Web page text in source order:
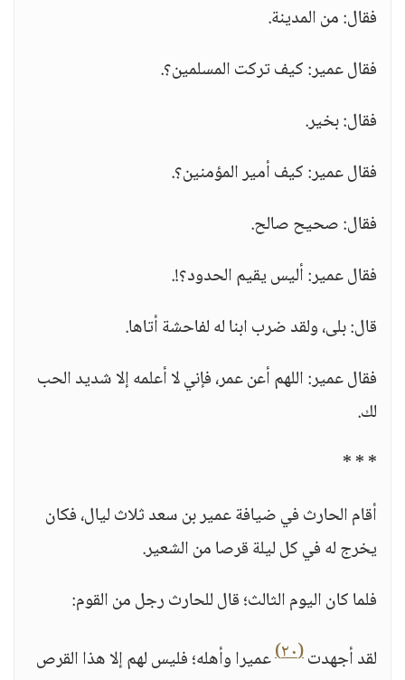
فقال: من المدينة.
فقال عمير: كيف تركت المسلمين؟.
فقال: بخير.
فقال عمير: كيف أمير المؤمنين؟.
فقال: صحيح صالح.
فقال عمير: أليس يقيم الحدود؟!.
قال: بلى، ولقد ضرب ابنا له لفاحشة أتاها.
فقال عمير: اللهم أعن عمر، فإني لا أعلمه إلا شديد الحب
لك.
* * *
أقام الحارث في ضيافة عمير بن سعد ثلاث ليال، فكان
يخرج له في كل ليلة قرصا من الشعير.
فلما كان اليوم الثالث؛ قال للحارث رجل من القوم:
لقد أجهدت(٢٠)
عميرا وأهله؛ فليس لهم إلا هذا القرص